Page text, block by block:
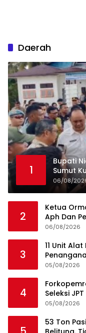
Daerah
1
Bupati
Sumut
06/08/
2
Ketua
Aph Dan
Angkut
06/08/2026
3
11 Unit
05/08/2026
4
Seleksi
dan
05/08/2026
53 Ton